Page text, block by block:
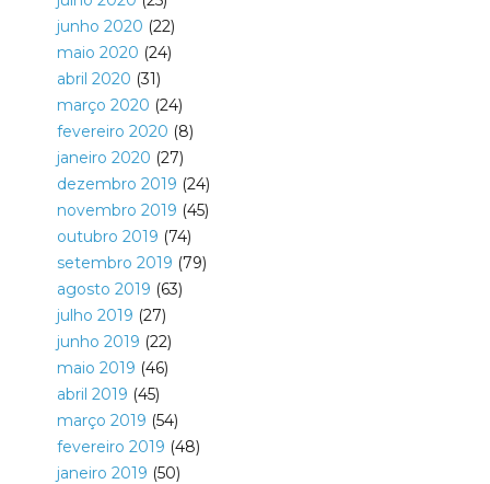
junho 2020 (22)
maio 2020 (24)
abril 2020 (31)
março 2020 (24)
fevereiro 2020 (8)
janeiro 2020 (27)
dezembro 2019 (24)
novembro 2019 (45)
outubro 2019 (74)
setembro 2019 (79)
agosto 2019 (63)
julho 2019 (27)
junho 2019 (22)
maio 2019 (46)
abril 2019 (45)
março 2019 (54)
fevereiro 2019 (48)
janeiro 2019 (50)